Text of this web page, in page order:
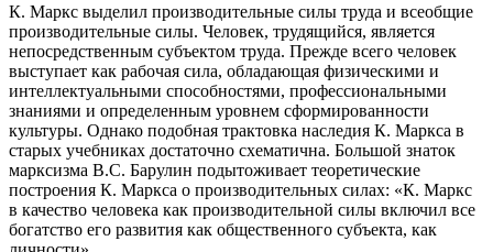
К. Маркс выделил производительные силы труда и всеобщие
производительные силы. Человек, трудящийся, является
непосредственным субъектом труда. Прежде всего человек
выступает как рабочая сила, обладающая физическими и
интеллектуальными способностями, профессиональными
знаниями и определенным уровнем сформированности
культуры. Однако подобная трактовка наследия К. Маркса в
старых учебниках достаточно схематична. Большой знаток
марксизма В.С. Барулин подытоживает теоретические
построения К. Маркса о производительных силах: «К. Маркс
в качество человека как производительной силы включил все
богатство его развития как общественного субъекта, как